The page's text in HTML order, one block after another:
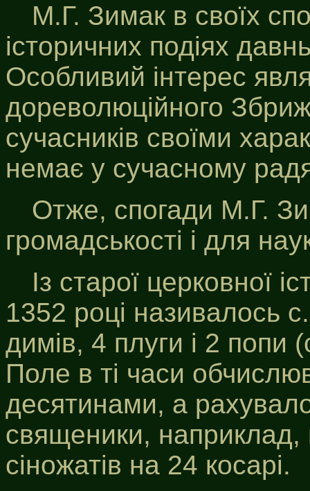
М.Г. Зимак в своїх
історичних подіях
Особливий інтерес
дореволюційного
сучасників своїми
немає у сучасному
Отже, спогади М.Г.
громадськості і для
Із старої церковної
1352 році називалось
димів, 4 плуги і 2 попи
Поле в ті часи
десятинами, а
священики, наприклад,
сіножатів на 24 косарі.